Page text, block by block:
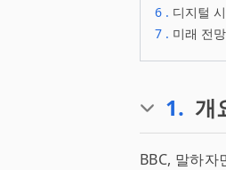
6 . 디지털
7 . 미래 전망
1. 개
BBC, 말하자